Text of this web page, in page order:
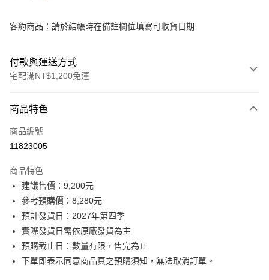
客約商品：請於結帳時在備註欄位填寫可收貨日期
付款與運送方式
宅配滿NT$1,200免運
信用卡一次付款
信用卡分期付款
玉山商業銀行
6 期 0 利率 每期
LINE Pay
Apple Pay
街口支付
悠遊付
商品特色
商品編號
11823005
商品特色
建議售價：9,200元
參考預購價：8,280元
預計發貨日：2027年第四季
實際發貨日需依原廠發貨為主
預購截止日：數量有限，售完為止
下單即表示同意商品頁之預購須知，無法取消訂單。